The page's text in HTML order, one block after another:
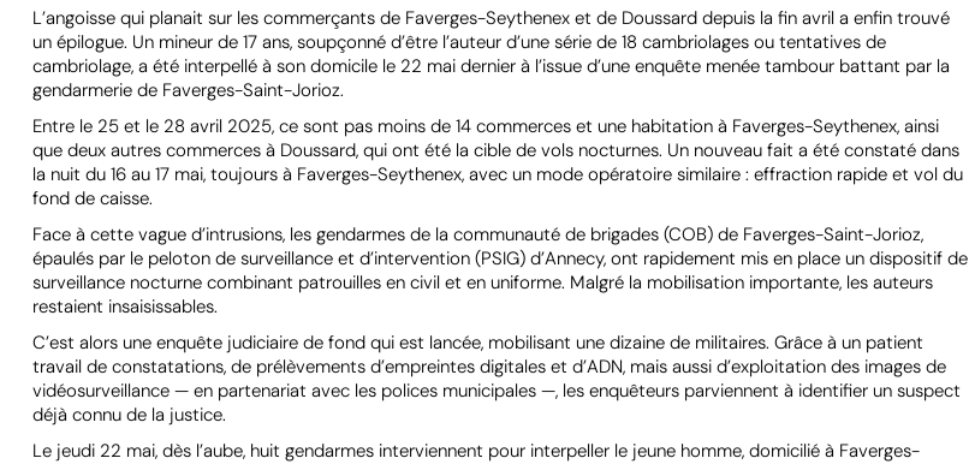
L’angoisse qui planait sur les commerçants de Faverges-Seythenex et de Doussard depuis la fin avril a enfin trouvé
un épilogue. Un mineur de 17 ans, soupçonné d’être l’auteur d’une série de 18 cambriolages ou tentatives de
cambriolage, a été interpellé à son domicile le 22 mai dernier à l’issue d’une enquête menée tambour battant par la
gendarmerie de Faverges-Saint-Jorioz.
Entre le 25 et le 28 avril 2025, ce sont pas moins de 14 commerces et une habitation à Faverges-Seythenex, ainsi
que deux autres commerces à Doussard, qui ont été la cible de vols nocturnes. Un nouveau fait a été constaté dans
la nuit du 16 au 17 mai, toujours à Faverges-Seythenex, avec un mode opératoire similaire : effraction rapide et vol du
fond de caisse.
Face à cette vague d’intrusions, les gendarmes de la communauté de brigades (COB) de Faverges-Saint-Jorioz,
épaulés par le peloton de surveillance et d’intervention (PSIG) d’Annecy, ont rapidement mis en place un dispositif de
surveillance nocturne combinant patrouilles en civil et en uniforme. Malgré la mobilisation importante, les auteurs
restaient insaisissables.
C’est alors une enquête judiciaire de fond qui est lancée, mobilisant une dizaine de militaires. Grâce à un patient
travail de constatations, de prélèvements d’empreintes digitales et d’ADN, mais aussi d’exploitation des images de
vidéosurveillance — en partenariat avec les polices municipales —, les enquêteurs parviennent à identifier un suspect
déjà connu de la justice.
Le jeudi 22 mai, dès l’aube, huit gendarmes interviennent pour interpeller le jeune homme, domicilié à Faverges-